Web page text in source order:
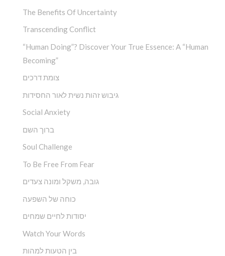
The Benefits Of Uncertainty
Transcending Conflict
“Human Doing”? Discover Your True Essence: A “Human
Becoming”
צומת דרכים
גיבוש זהות נשית לאור החסידות
Social Anxiety
ברוך השם
Soul Challenge
To Be Free From Fear
גובה, משקל ומונה צעדים
כוחה של השפעה
יסודות לחיים שמחים
Watch Your Words
בין הטעות למהות